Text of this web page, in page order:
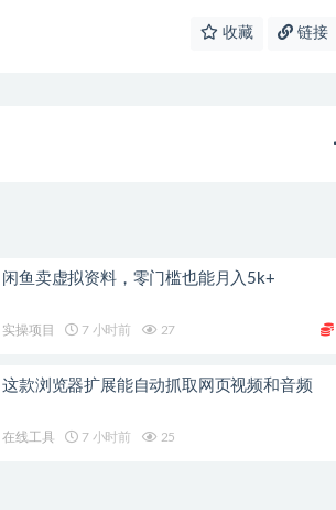
收藏 链接
闲鱼卖虚拟资料，零门槛也能月入5k+
实操项目 7 小时前 27
这款浏览器扩展能自动抓取网页视频和音频
在线工具 7 小时前 25